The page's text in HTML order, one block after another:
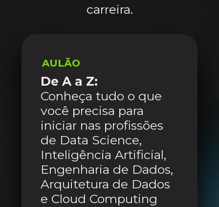
carreira.
AULÃO
De A a Z:
Conheça tudo o que
você precisa para
iniciar nas profissões
de Data Science,
Inteligência Artificial,
Engenharia de Dados,
Arquitetura de Dados
e Cloud Computing